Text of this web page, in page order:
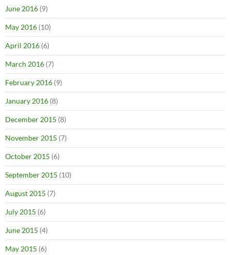
June 2016 (9)
May 2016 (10)
April 2016 (6)
March 2016 (7)
February 2016 (9)
January 2016 (8)
December 2015 (8)
November 2015 (7)
October 2015 (6)
September 2015 (10)
August 2015 (7)
July 2015 (6)
June 2015 (4)
May 2015 (6)